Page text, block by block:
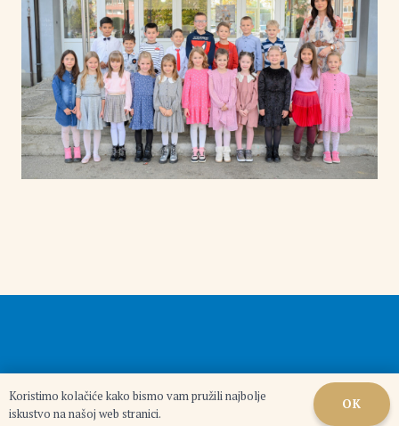
©Alpha IT Studio
Koristimo kolačiće kako bismo vam pružili najbolje
iskustvo na našoj web stranici.
OK